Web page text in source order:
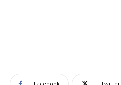
Facebook Twitter